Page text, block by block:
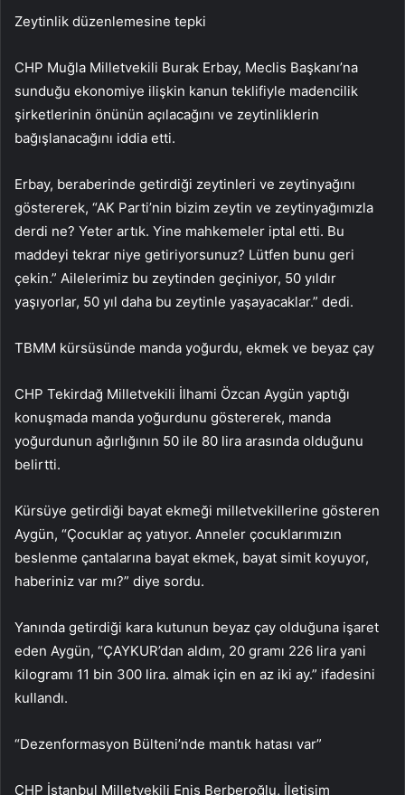
Zeytinlik düzenlemesine tepki
CHP Muğla Milletvekili Burak Erbay, Meclis Başkanı’na
sunduğu ekonomiye ilişkin kanun teklifiyle madencilik
şirketlerinin önünün açılacağını ve zeytinliklerin
bağışlanacağını iddia etti.
Erbay, beraberinde getirdiği zeytinleri ve zeytinyağını
göstererek, “AK Parti’nin bizim zeytin ve zeytinyağımızla
derdi ne? Yeter artık. Yine mahkemeler iptal etti. Bu
maddeyi tekrar niye getiriyorsunuz? Lütfen bunu geri
çekin.” Ailelerimiz bu zeytinden geçiniyor, 50 yıldır
yaşıyorlar, 50 yıl daha bu zeytinle yaşayacaklar.” dedi.
TBMM kürsüsünde manda yoğurdu, ekmek ve beyaz çay
CHP Tekirdağ Milletvekili İlhami Özcan Aygün yaptığı
konuşmada manda yoğurdunu göstererek, manda
yoğurdunun ağırlığının 50 ile 80 lira arasında olduğunu
belirtti.
Kürsüye getirdiği bayat ekmeği milletvekillerine gösteren
Aygün, “Çocuklar aç yatıyor. Anneler çocuklarımızın
beslenme çantalarına bayat ekmek, bayat simit koyuyor,
haberiniz var mı?” diye sordu.
Yanında getirdiği kara kutunun beyaz çay olduğuna işaret
eden Aygün, “ÇAYKUR’dan aldım, 20 gramı 226 lira yani
kilogramı 11 bin 300 lira. almak için en az iki ay.” ifadesini
kullandı.
“Dezenformasyon Bülteni’nde mantık hatası var”
CHP İstanbul Milletvekili Enis Berberoğlu, İletişim